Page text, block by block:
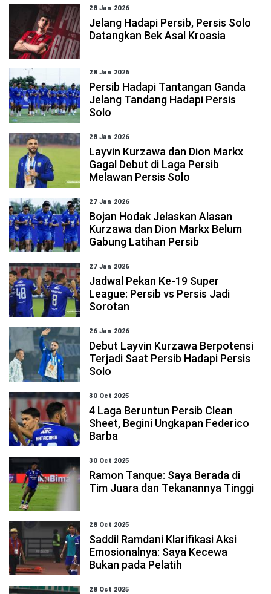
28 Jan 2026
Jelang Hadapi Persib, Persis Solo
Datangkan Bek Asal Kroasia
28 Jan 2026
Persib Hadapi Tantangan Ganda
Jelang Tandang Hadapi Persis
Solo
28 Jan 2026
Layvin Kurzawa dan Dion Markx
Gagal Debut di Laga Persib
Melawan Persis Solo
27 Jan 2026
Bojan Hodak Jelaskan Alasan
Kurzawa dan Dion Markx Belum
Gabung Latihan Persib
27 Jan 2026
Jadwal Pekan Ke-19 Super
League: Persib vs Persis Jadi
Sorotan
26 Jan 2026
Debut Layvin Kurzawa Berpotensi
Terjadi Saat Persib Hadapi Persis
Solo
30 Oct 2025
4 Laga Beruntun Persib Clean
Sheet, Begini Ungkapan Federico
Barba
30 Oct 2025
Ramon Tanque: Saya Berada di
Tim Juara dan Tekanannya Tinggi
28 Oct 2025
Saddil Ramdani Klarifikasi Aksi
Emosionalnya: Saya Kecewa
Bukan pada Pelatih
28 Oct 2025